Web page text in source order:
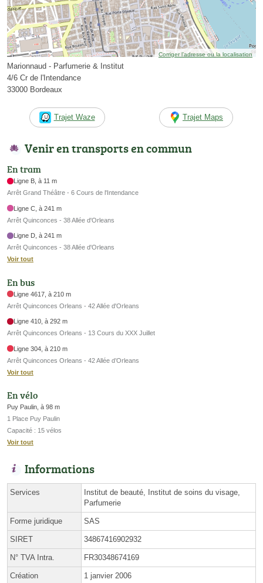
Corriger l’adresse ou la localisation
Marionnaud - Parfumerie & Institut
4/6 Cr de l'Intendance
33000 Bordeaux
Trajet Waze Trajet Maps
Venir en transports en commun
En tram
Ligne B, à 11 m
Arrêt Grand Théâtre - 6 Cours de l'Intendance
Ligne C, à 241 m
Arrêt Quinconces - 38 Allée d'Orleans
Ligne D, à 241 m
Arrêt Quinconces - 38 Allée d'Orleans
Voir tout
En bus
Ligne 4617, à 210 m
Arrêt Quinconces Orleans - 42 Allée d'Orleans
Ligne 410, à 292 m
Arrêt Quinconces Orleans - 13 Cours du XXX Juillet
Ligne 304, à 210 m
Arrêt Quinconces Orleans - 42 Allée d’Orleans
Voir tout
En vélo
Puy Paulin, à 98 m
1 Place Puy Paulin
Capacité : 15 vélos
Voir tout
Informations
Services
Institut de beauté, Institut de soins du visage,
Parfumerie
Forme juridique SAS
SIRET 34867416902932
N° TVA Intra. FR30348674169
Création 1 janvier 2006